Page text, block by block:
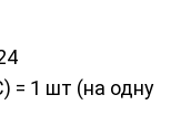
= 1 шт (на одну